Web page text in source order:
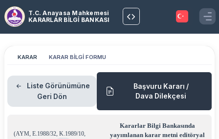
T.C. Anayasa Mahkemesi
KARARLAR BİLGİ BANKASI
KARAR KARAR BİLGİ FORMU
Liste Görünümüne
Geri Dön
Başvuru Kararı /
Dava Dilekçesi
(AYM, E.1988/32, K.1989/10,
Kararlar Bilgi Bankasında
yayımlanan karar metni editöryal